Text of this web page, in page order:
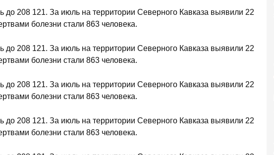
208 121. За июль на территории Северного Кавказа выявили 22
болезни стали 863 человека.
208 121. За июль на территории Северного Кавказа выявили 22
болезни стали 863 человека.
208 121. За июль на территории Северного Кавказа выявили 22
болезни стали 863 человека.
208 121. За июль на территории Северного Кавказа выявили 22
болезни стали 863 человека.